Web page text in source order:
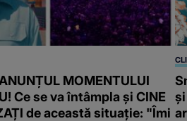
MOMENTULUI
Ce se va întâmpla și CINE
de această situație: "Îmi